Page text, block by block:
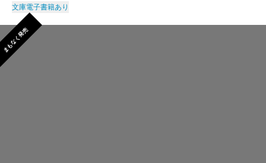
文庫電子書籍あり
まもなく発売